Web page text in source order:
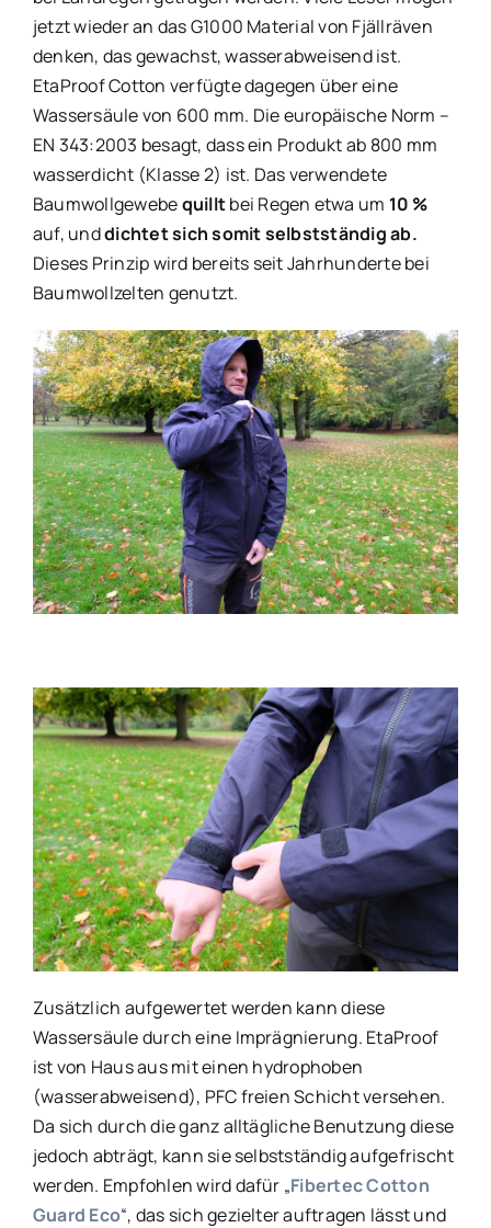
jetzt wieder an das G1000 Material von Fjällräven
denken, das gewachst, wasserabweisend ist.
EtaProof Cotton verfügte dagegen über eine
Wassersäule von 600 mm. Die europäische Norm –
EN 343:2003 besagt, dass ein Produkt ab 800 mm
wasserdicht (Klasse 2) ist. Das verwendete
Baumwollgewebequilltbei Regen etwa um 10 %
auf, unddichtet sich somit selbstständig ab.
Dieses Prinzip wird bereits seit Jahrhunderte bei
Baumwollzelten genutzt.
Zusätzlich aufgewertet werden kann diese
Wassersäule durch eine Imprägnierung. EtaProof
ist von Haus aus mit einen hydrophoben
(wasserabweisend), PFC freien Schicht versehen.
Da sich durch die ganz alltägliche Benutzung diese
jedoch abträgt, kann sie selbstständig aufgefrischt
werden. Empfohlen wird dafür „Fibertec Cotton
Guard Eco“, das sich gezielter auftragen lässt und